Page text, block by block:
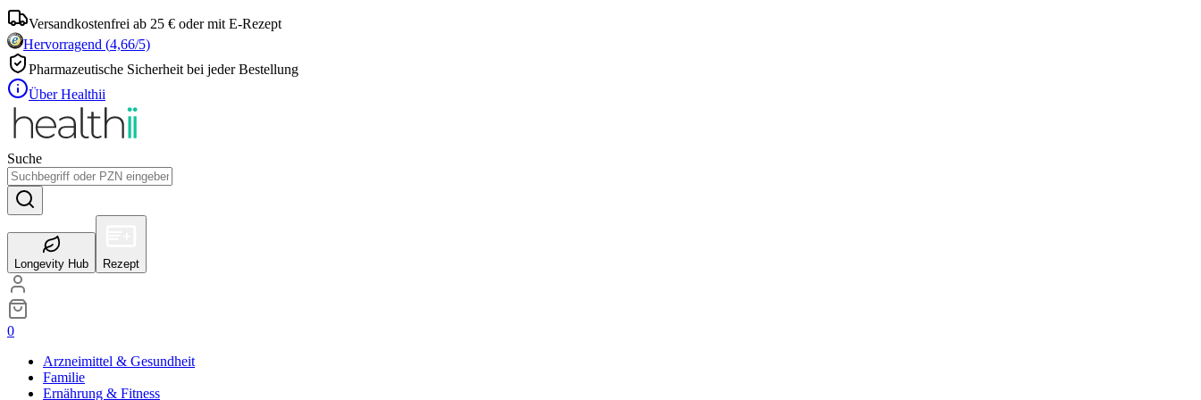
Versandkostenfrei ab 25 € oder mit E-Rezept
Hervorragend (4,66/5)
Pharmazeutische Sicherheit bei jeder Bestellung
Über Healthii
Suche
Longevity Hub Rezept
0
Arzneimittel & Gesundheit
Familie
Ernährung & Fitness